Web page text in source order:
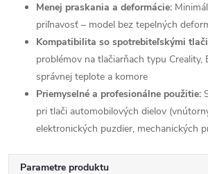
Menej praskania a deformácie:
priľnavosť – model bez tepelných
Kompatibilita so spotrebiteľskými
problémov na tlačiarňach typu Creality,
správnej teplote a komore
Priemyselné a profesionálne použitie:
pri tlači automobilových dielov
elektronických puzdier, mechanických
Parametre produktu